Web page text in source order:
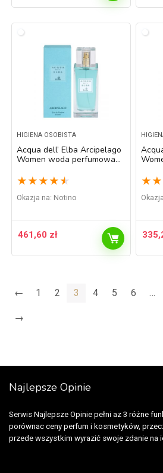
HIGIENA OSOBISTA
Acqua dell’ Elba Arcipelago
Women woda perfumowana
★ ★ ★ ★ ★
Okazja na: Notino
461,60 zł
★ ★
← 1 2 3 4 5 6 …
→
Najlepsze Opinie
Serwis Najlepsze Opinie pełni az 3 różne
porównac ceny perfum i kosmetyków,
przede wszystkim wyrazić swoje zdanie na